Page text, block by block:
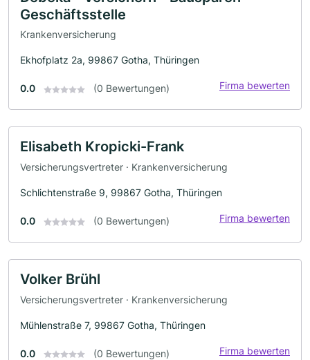
Geschäftsstelle
Krankenversicherung
Ekhofplatz 2a, 99867 Gotha, Thüringen
0.0 (0 Bewertungen) Firma bewerten
Elisabeth Kropicki-Frank
Versicherungsvertreter · Krankenversicherung
Schlichtenstraße 9, 99867 Gotha, Thüringen
0.0 (0 Bewertungen) Firma bewerten
Volker Brühl
Versicherungsvertreter · Krankenversicherung
Mühlenstraße 7, 99867 Gotha, Thüringen
0.0 (0 Bewertungen) Firma bewerten